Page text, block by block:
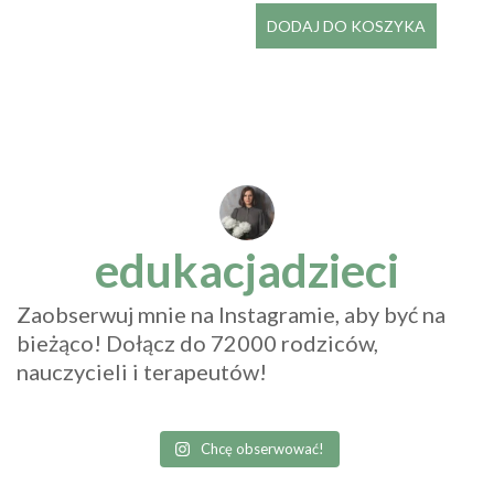
DODAJ DO KOSZYKA
edukacjadzieci
Zaobserwuj mnie na Instagramie, aby być na
bieżąco! Dołącz do 72000 rodziców,
nauczycieli i terapeutów!
Chcę obserwować!